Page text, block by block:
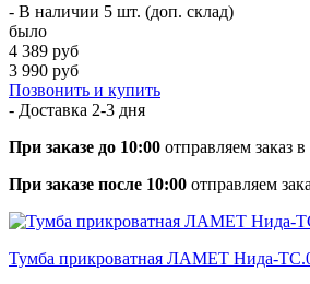
- В наличии 5 шт. (доп. склад)
было
4 389 руб
3 990 руб
Позвонить и купить
- Доставка 2-3 дня
При заказе до 10:00 отправляем заказ
При заказе после 10:00 отправляем
Тумба прикроватная ЛАМЕТ Нида-